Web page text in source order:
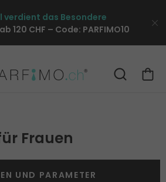
verdient das Besondere
120 CHF – Code: PARFIMO10
Frauen
UND PARAMETER